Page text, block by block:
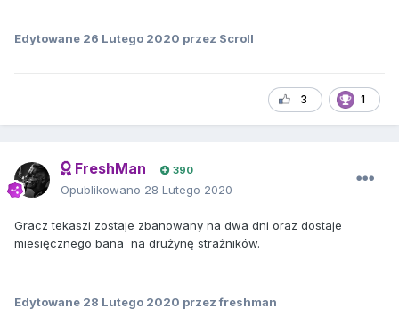
Edytowane 26 Lutego 2020 przez Scroll
3 1
FreshMan 390
Opublikowano 28 Lutego 2020
Gracz tekaszi zostaje zbanowany na dwa dni oraz dostaje
miesięcznego bana na drużynę strażników.
Edytowane 28 Lutego 2020 przez freshman